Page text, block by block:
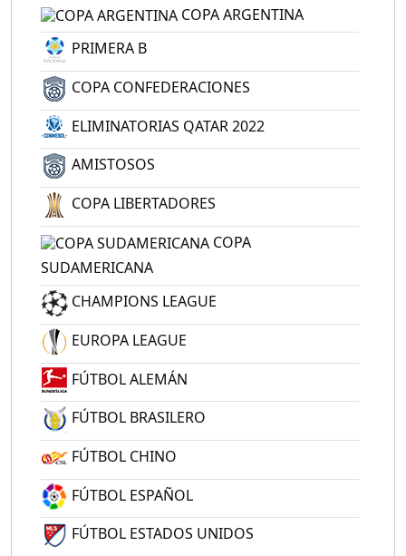
COPA ARGENTINA
PRIMERA B
COPA CONFEDERACIONES
ELIMINATORIAS QATAR 2022
AMISTOSOS
COPA LIBERTADORES
COPA
SUDAMERICANA
CHAMPIONS LEAGUE
EUROPA LEAGUE
FÚTBOL ALEMÁN
FÚTBOL BRASILERO
FÚTBOL CHINO
FÚTBOL ESPAÑOL
FÚTBOL ESTADOS UNIDOS